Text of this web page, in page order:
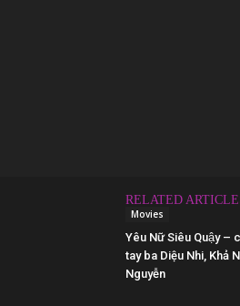
RELATED
Movies
Yêu Nữ Siêu Quậy –
tay ba Diệu Nhi, Khả
Nguyễn